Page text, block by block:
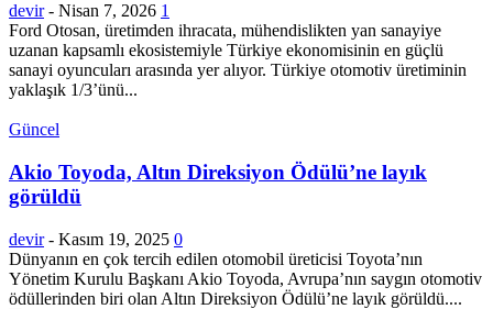
devir - Nisan 7, 2026 1
Ford Otosan, üretimden ihracata, mühendislikten yan sanayiye
uzanan kapsamlı ekosistemiyle Türkiye ekonomisinin en güçlü
sanayi oyuncuları arasında yer alıyor. Türkiye otomotiv üretiminin
yaklaşık 1/3’ünü...
Güncel
Akio Toyoda, Altın Direksiyon Ödülü’ne layık
görüldü
devir - Kasım 19, 2025 0
Dünyanın en çok tercih edilen otomobil üreticisi Toyota’nın
Yönetim Kurulu Başkanı Akio Toyoda, Avrupa’nın saygın otomotiv
ödüllerinden biri olan Altın Direksiyon Ödülü’ne layık görüldü....